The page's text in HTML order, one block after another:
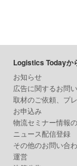
Logistics Todayか
お知らせ
広告に関するお問
取材のご依頼、プ
お申込み
物流セミナー情報
ニュース配信登録
その他のお問い合
運営